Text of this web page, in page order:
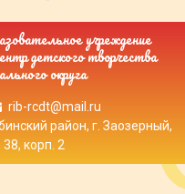
учреждение
детского творчества
округа
rib-rcdt@mail.ru
район, г. Заозерный,
корп. 2